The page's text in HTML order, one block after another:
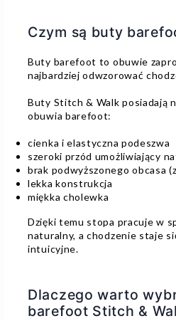
Czym są buty
Buty barefoot to obuwie
najbardziej odwzorować
Buty Stitch & Walk posiadają
obuwia barefoot:
cienka i elastyczna podeszwa
szeroki przód umożliwiający
brak podwyższonego obcasa
lekka konstrukcja
miękka cholewka
Dzięki temu stopa pracuje w
naturalny, a chodzenie staje
intuicyjne.
Dlaczego warto
barefoot Stitch &